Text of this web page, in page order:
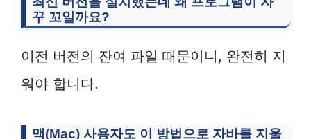
꾸 꼬일까요?
이전 버전의 잔여 파일 때문이니, 완전히 지
워야 합니다.
맥(Mac) 사용자도 이 방법으로 자바를 지울